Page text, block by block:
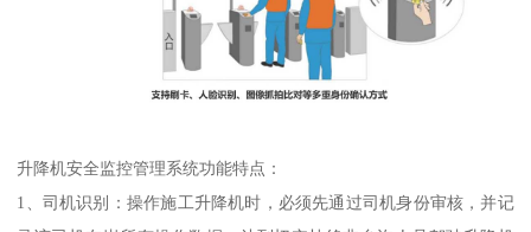
升降机安全监控管理系统功能特点：
1、司机识别：操作施工升降机时，必须先通过司机身份审核，并记